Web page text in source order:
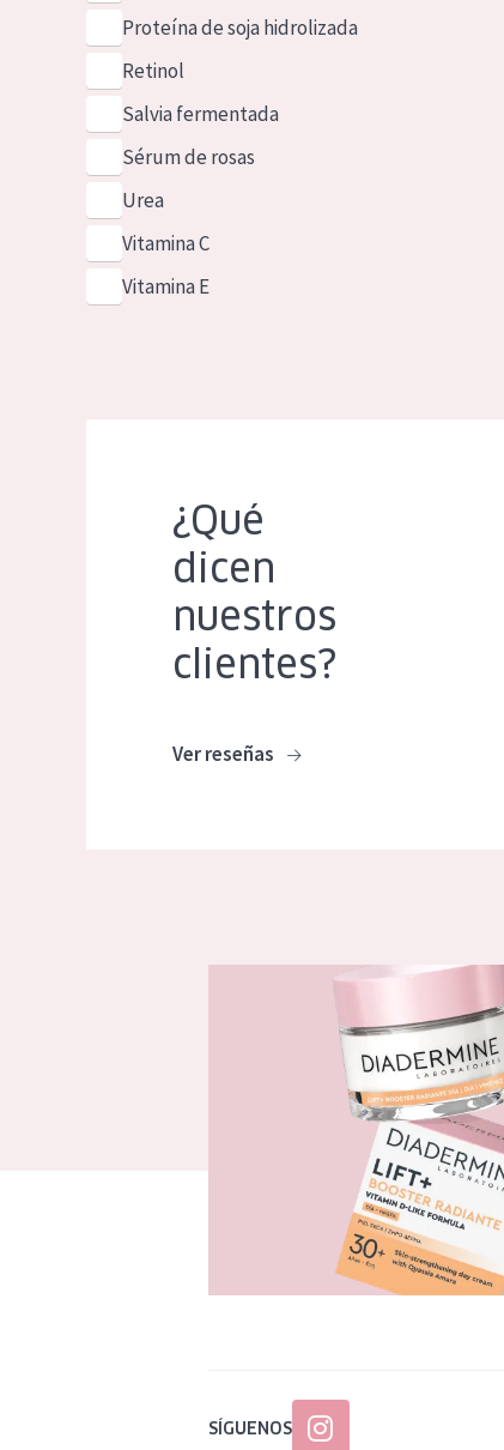
Proteína de soja hidrolizada
Retinol
Salvia fermentada
Sérum de rosas
Urea
Vitamina C
Vitamina E
¿Qué
dicen
nuestros
clientes?
Ver reseñas
SÍGUENOS